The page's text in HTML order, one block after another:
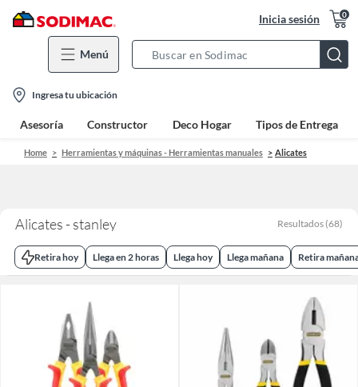
Inicia sesión 0
Menú
Bar
location-
icon
Ingresa tu ubicación
Asesoría Constructor Deco Hogar Tipos de Entrega
Home Herramientas y máquinas - Herramientas manuales Alicates
Alicates - stanley Resultados (68)
Retira hoy Llega en 2 horas Llega hoy Llega mañana Retira